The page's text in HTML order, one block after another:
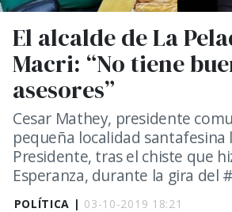
POLÍTICA | 03-10-2019 18:21
El alcalde de La
Macri: “No tiene
asesores”
Cesar Mathey, presidente
pequeña localidad santafesina
Presidente, tras el chiste que
Esperanza, durante la gira del